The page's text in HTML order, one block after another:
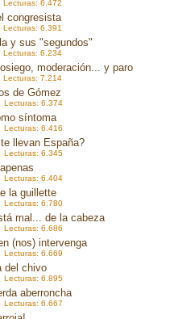
6.472
congresista
6.391
y sus "segundos"
6.234
moderación... y paro
7.214
de Gómez
6.374
síntoma
6.416
llevan España?
6.345
6.404
la guillette
6.780
mal... de la cabeza
6.686
(nos) intervenga
6.669
del chivo
6.895
aberroncha
6.667